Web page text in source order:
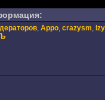
, Appo, crazysm,